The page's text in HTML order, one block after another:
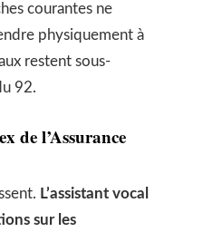
courantes ne
physiquement à
restent sous-
92.
de l’Assurance
L’assistant vocal
sur les